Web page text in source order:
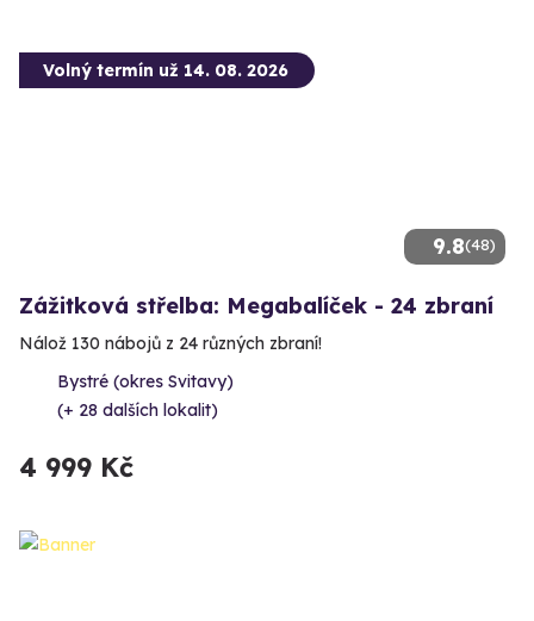
9.8(48)
Volný termín už 14. 08. 2026
Zážitková střelba: Megabalíček - 24 zbraní
Nálož 130 nábojů z 24 různých zbraní!
Bystré (okres Svitavy)
(+ 28 dalších lokalit)
4 999 Kč